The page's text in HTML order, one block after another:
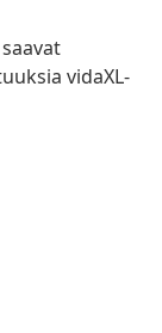
vidaXL-